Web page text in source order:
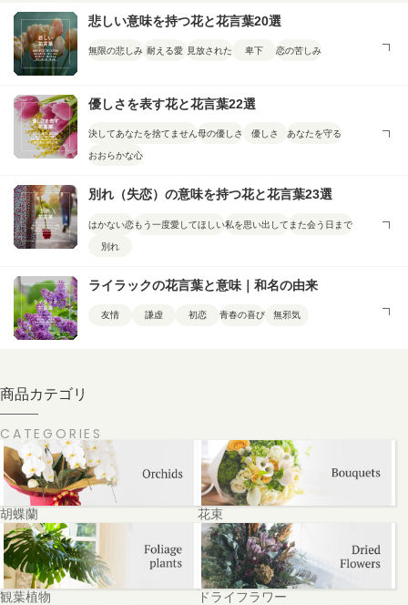
悲しい意味を持つ花と花言葉20選
無限の悲しみ 耐える愛 見放された 卑下 恋の苦しみ
優しさを表す花と花言葉22選
決してあなたを捨てません 母の優しさ 優しさ あなたを守る
おおらかな心
別れ（失恋）の意味を持つ花と花言葉23選
はかない恋もう一度愛してほしい私を思い出して また会う日まで
別れ
ライラックの花言葉と意味｜和名の由来
友情 謙虚 初恋 青春の喜び 無邪気
商品カテゴリ
CATEGORIES
胡蝶蘭 花束
観葉植物 ドライフラワー